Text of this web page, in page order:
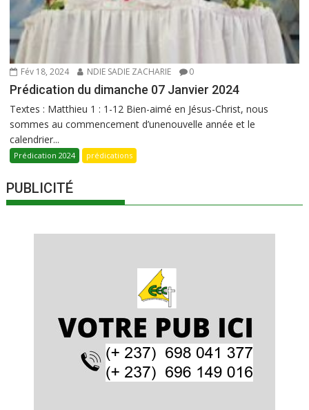
Fév 18, 2024 NDIE SADIE ZACHARIE 0
Prédication du dimanche 07 Janvier 2024
Textes : Matthieu 1 : 1-12 Bien-aimé en Jésus-Christ, nous
sommes au commencement d’unenouvelle année et le
calendrier...
Prédication 2024 prédications
PUBLICITÉ